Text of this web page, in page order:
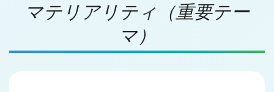
サイトマップ
マテリアリティ（重要テー
マ）